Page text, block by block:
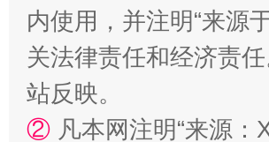
内使用，并注明“来源
关法律责任和经济责
站反映。
② 凡本网注明“来源